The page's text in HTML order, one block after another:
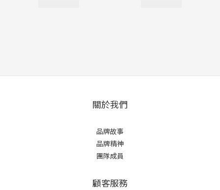
關於我們
品牌故事
品牌精神
團隊成員
顧客服務